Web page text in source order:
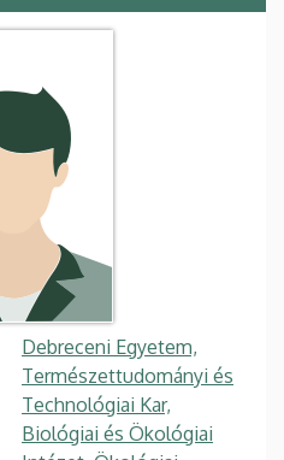
Debreceni Egyetem,
Természettudományi és
Technológiai Kar,
Biológiai és Ökológiai